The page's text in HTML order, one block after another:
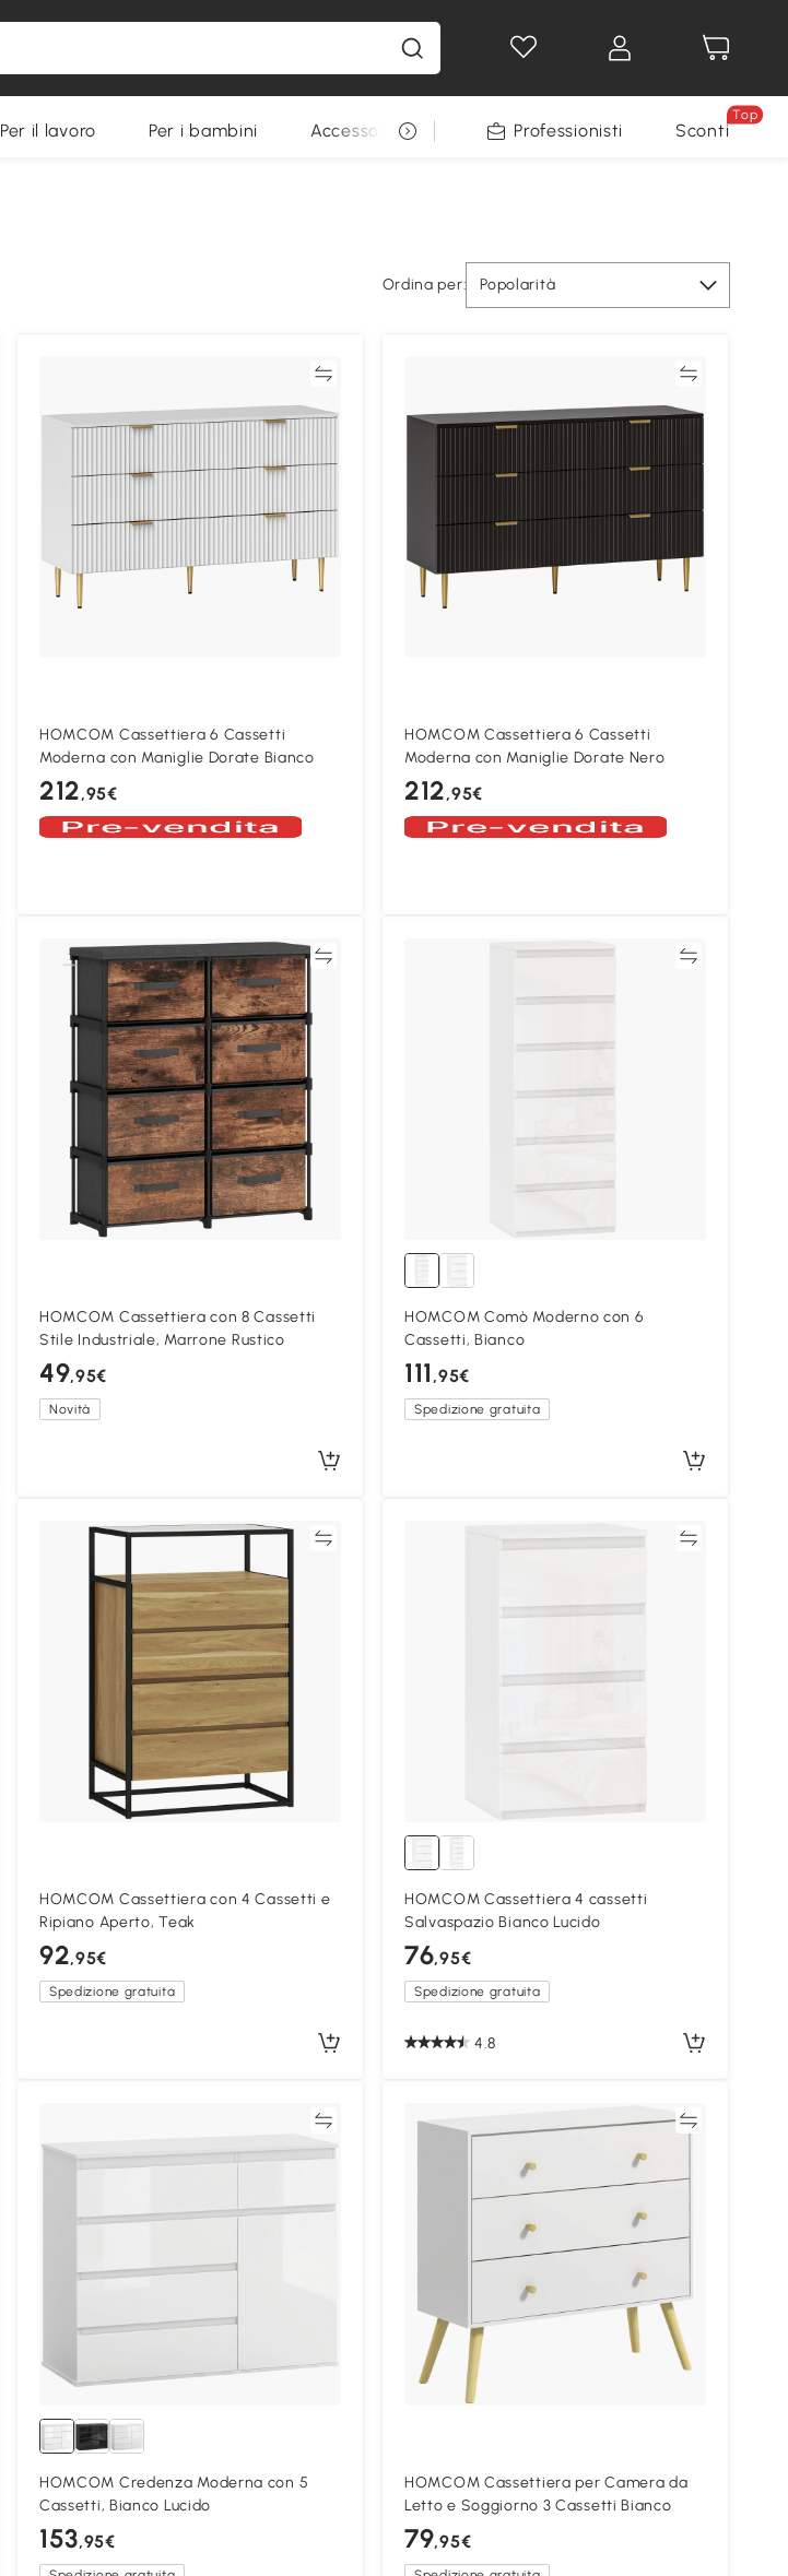
Per il lavoro Per i bambini Accessori per animali Professionisti Sconti
Top
Ordina per: Popolarità
HOMCOM Cassettiera 6 Cassetti
Moderna con Maniglie Dorate Bianco
212,95€
HOMCOM Cassettiera 6 Cassetti
Moderna con Maniglie Dorate Nero
212,95€
Confronta
HOMCOM Cassettiera con 8 Cassetti
Stile Industriale, Marrone Rustico
49,95€
Novità
Confronta
HOMCOM Comò Moderno con 6
Cassetti, Bianco
111 ,95€
Spedizione gratuita
Confronta
HOMCOM Cassettiera con 4 Cassetti e
Ripiano Aperto, Teak
92,95€
Spedizione gratuita
Confronta
HOMCOM Cassettiera 4 cassetti
Salvaspazio Bianco Lucido
76,95€
Spedizione gratuita
4.8
HOMCOM Credenza Moderna con 5
Cassetti, Bianco Lucido
153,95€
Confronta
HOMCOM Cassettiera per Camera da
Letto e Soggiorno 3 Cassetti Bianco
79,95€